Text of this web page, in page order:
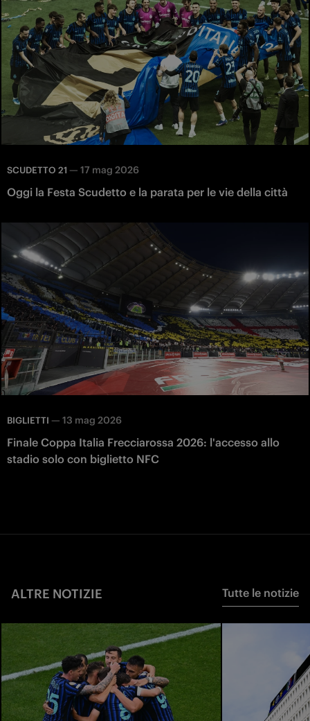
SCUDETTO 21 — 17 mag 2026
Oggi la Festa Scudetto e la parata per le vie della città
BIGLIETTI — 13 mag 2026
Finale Coppa Italia Frecciarossa 2026: l'accesso allo
stadio solo con biglietto NFC
ALTRE NOTIZIE Tutte le notizie